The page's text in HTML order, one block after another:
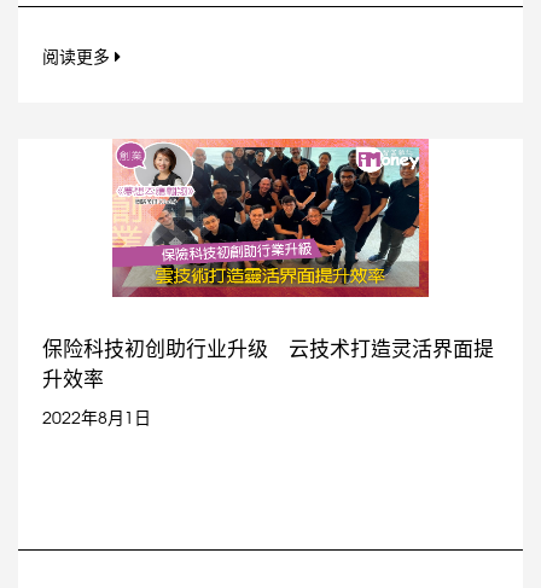
阅读更多
保险科技初创助行业升级 云技术打造灵活界面提
升效率
2022年8月1日